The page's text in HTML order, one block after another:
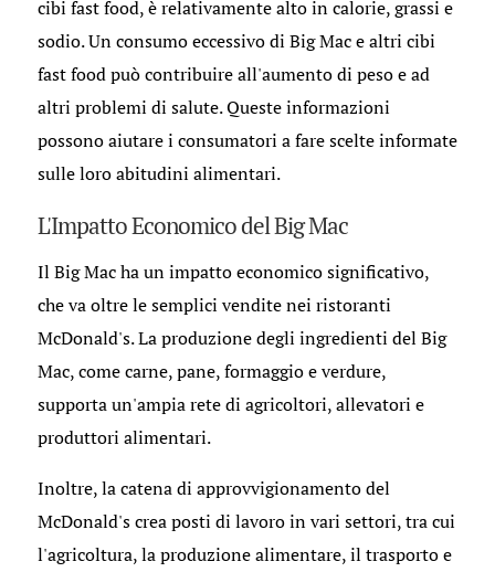
cibi fast food, è relativamente alto in calorie, grassi e
sodio. Un consumo eccessivo di Big Mac e altri cibi
fast food può contribuire all'aumento di peso e ad
altri problemi di salute. Queste informazioni
possono aiutare i consumatori a fare scelte informate
sulle loro abitudini alimentari.
L'Impatto Economico del Big Mac
Il Big Mac ha un impatto economico significativo,
che va oltre le semplici vendite nei ristoranti
McDonald's. La produzione degli ingredienti del Big
Mac, come carne, pane, formaggio e verdure,
supporta un'ampia rete di agricoltori, allevatori e
produttori alimentari.
Inoltre, la catena di approvvigionamento del
McDonald's crea posti di lavoro in vari settori, tra cui
l'agricoltura, la produzione alimentare, il trasporto e